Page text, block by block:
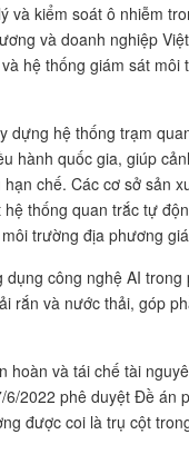
và kiểm soát ô nhiễm
và doanh nghiệp
hệ thống giám sát
dựng hệ thống trạm
hành quốc gia, giúp
chế. Các cơ sở sản
thống quan trắc tự
trường địa phương
công nghệ AI
rắn và nước thải, góp
hoàn và tái chế tài
2022 phê duyệt Đề án
được coi là trụ cột